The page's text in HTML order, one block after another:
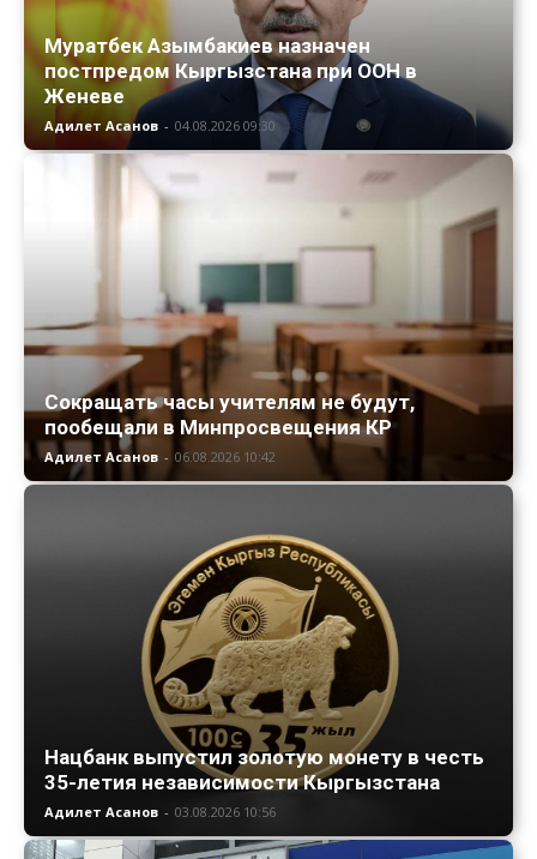
Муратбек Азымбакиев назначен
постпредом Кыргызстана при ООН в
Женеве
Адилет Асанов - 04.08.2026 09:30
Сокращать часы учителям не будут,
пообещали в Минпросвещения КР
Адилет Асанов - 06.08.2026 10:42
Нацбанк выпустил золотую монету в честь
35-летия независимости Кыргызстана
Адилет Асанов - 03.08.2026 10:56